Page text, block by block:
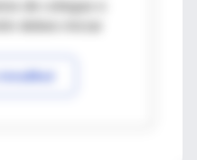
de colegas o